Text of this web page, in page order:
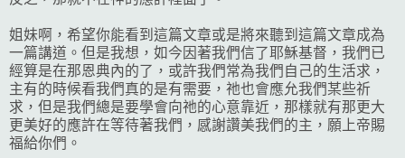
姐妹啊，希望你能看到這篇文章或是將來聽到這篇文章成為
一篇講道。但是我想，如今因著我們信了耶穌基督，我們已
經算是在那恩典內的了，或許我們常為我們自己的生活求，
主有的時候看我們真的是有需要，祂也會應允我們某些祈
求，但是我們總是要學會向祂的心意靠近，那樣就有那更大
更美好的應許在等待著我們，感謝讚美我們的主，願上帝賜
福給你們。